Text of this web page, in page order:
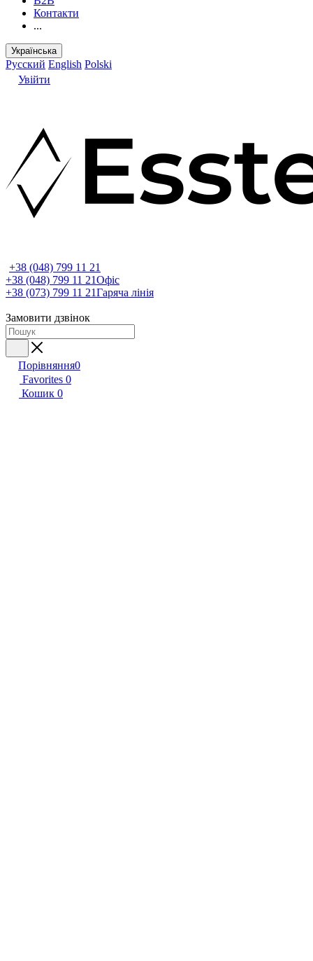
Контакти
...
Українська
Русский English Polski
Увійти
+38 (048) 799 11 21
+38 (048) 799 11 21Офіс
+38 (073) 799 11 21Гаряча лінія
Замовити дзвінок
Порівняння0
Favorites 0
Кошик 0